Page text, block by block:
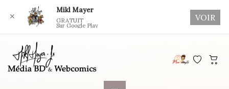
✕
Mikl Mayer
GRATUIT
Sur Google Play
VOIR